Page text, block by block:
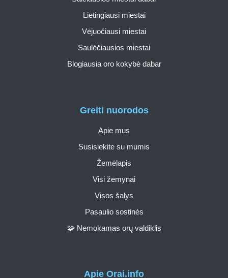
Apie Orai.info
Greiti nuorodos
Apie mus
Susisiekite su mumis
Žemėlapis
Visi žemynai
Visos šalys
Pasaulio sostinės
🧩 Nemokamas orų valdiklis
Lietingiausi miestai
Vėjuočiausi miestai
Saulėčiausios miestai
Blogiausia oro kokybė dabar